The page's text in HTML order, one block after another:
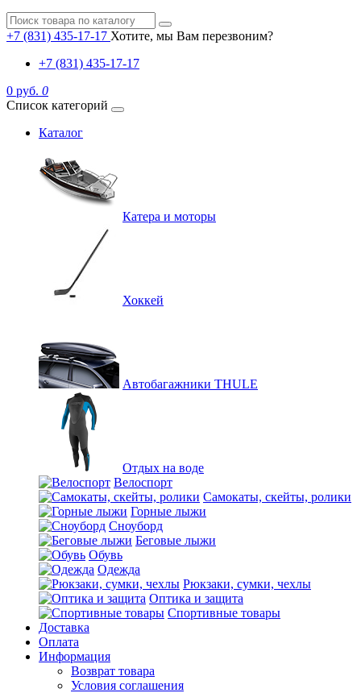
+7 (831) 435-17-17 Хотите, мы Вам перезвоним?
+7 (831) 435-17-17
0 руб. 0
Список категорий
Каталог
Катера и моторы
Хоккей
Автобагажники THULE
Отдых на воде
Велоспорт
Самокаты, скейты, ролики
Горные лыжи
Сноуборд
Беговые лыжи
Обувь
Одежда
Рюкзаки, сумки, чехлы
Оптика и защита
Спортивные товары
Доставка
Оплата
Информация
Возврат товара
Условия соглашения